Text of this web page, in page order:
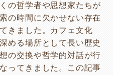
の哲学者や思想家たちが
の時間に欠かせない存在
きました。カフェ文化
める場所として長い歴史
の交換や哲学的対話が行
ってきました。この記事